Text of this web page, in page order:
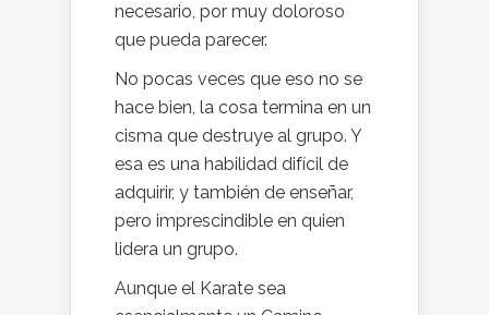
necesario, por muy doloroso
que pueda parecer.
No pocas veces que eso no se
hace bien, la cosa termina en un
cisma que destruye al grupo. Y
esa es una habilidad difícil de
adquirir, y también de enseñar,
pero imprescindible en quien
lidera un grupo.
Aunque el Karate sea